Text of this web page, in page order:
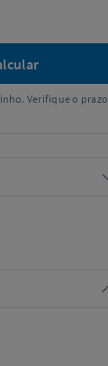
Verifique o prazo